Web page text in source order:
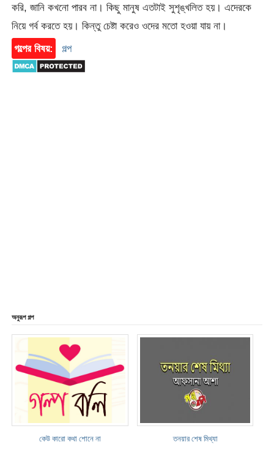
করি, জানি কখনো পারব না। কিছু মানুষ এতটাই সুশৃঙ্খলিত হয়। এদেরকে
নিয়ে গর্ব করতে হয়। কিন্তু চেষ্টা করেও ওদের মতো হওয়া যায় না।
গল্পের বিষয়:
গল্প
অনুরূপ গল্প
কেউ কারো কথা শোনে না তনয়ার শেষ মিথ্যা